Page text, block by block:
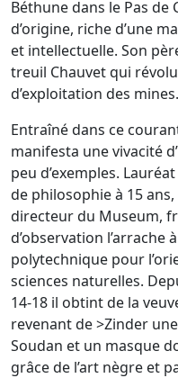
Béthune dans le Pas de
d’origine, riche d’une
et intellectuelle. Son
treuil Chauvet qui
d’exploitation des mines.
Entraîné dans ce
manifesta une vivacité
peu d’exemples.
de philosophie à 15
directeur du Museum,
d’observation l’arrache
polytechnique pour
sciences naturelles.
14-18 il obtint de la
revenant de >Zinder
Soudan et un masque
grâce de l’art nègre et